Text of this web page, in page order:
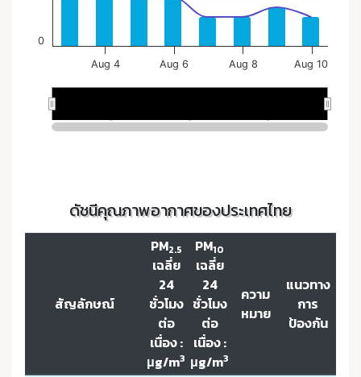
ดัชนีคุณภาพอากาศของประเทศไทย
สัญลักษณ์
PM2.5
เฉลี่ย
24
ชั่วโมง
ต่อ
เนื่อง :
μg/m3
PM10
เฉลี่ย
24
ชั่วโมง
ต่อ
เนื่อง :
μg/m3
ความ
หมาย
แนวทาง
การ
ป้องกัน